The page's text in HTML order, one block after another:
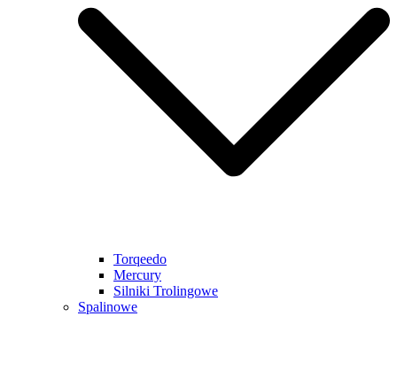
Torqeedo
Mercury
Silniki Trolingowe
Spalinowe